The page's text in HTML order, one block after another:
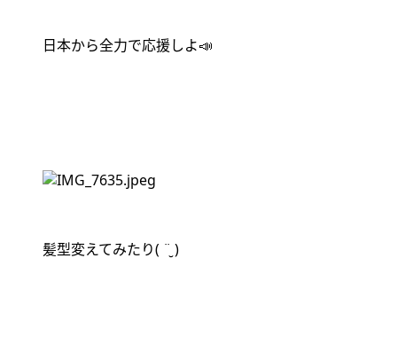
日本から全力で応援しよ📣
髪型変えてみたり( ¨̮ )